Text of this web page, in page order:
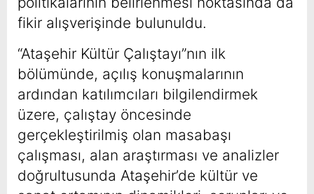
fikir alışverişinde bulunuldu.
“Ataşehir Kültür Çalıştayı”nın ilk
bölümünde, açılış konuşmalarının
ardından katılımcıları bilgilendirmek
üzere, çalıştay öncesinde
gerçekleştirilmiş olan masabaşı
çalışması, alan araştırması ve analizler
doğrultusunda Ataşehir’de kültür ve